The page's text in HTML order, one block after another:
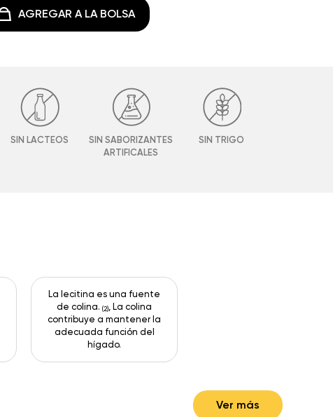
AGREGAR A LA BOLSA
SIN LACTEOS
SIN SABORIZANTES
ARTIFICALES
SIN TRIGO
La lecitina es una fuente
de colina. (2), La colina
contribuye a mantener la
adecuada función del
hígado.
Ver más